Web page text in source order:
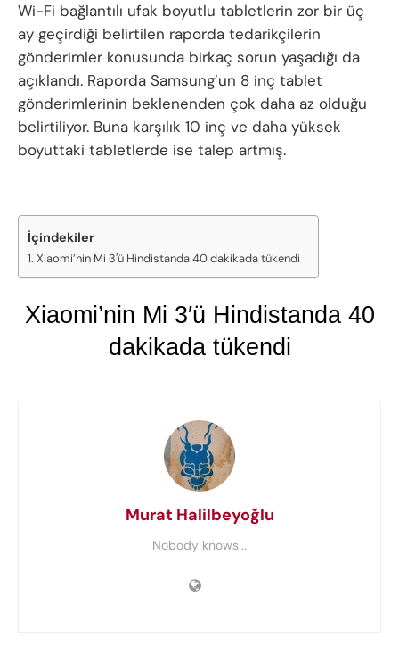
Wi-Fi bağlantılı ufak boyutlu tabletlerin zor bir üç
ay geçirdiği belirtilen raporda tedarikçilerin
gönderimler konusunda birkaç sorun yaşadığı da
açıklandı. Raporda Samsung’un 8 inç tablet
gönderimlerinin beklenenden çok daha az olduğu
belirtiliyor. Buna karşılık 10 inç ve daha yüksek
boyuttaki tabletlerde ise talep artmış.
İçindekiler
Xiaomi’nin Mi 3′ü Hindistanda 40 dakikada tükendi
Xiaomi’nin Mi 3′ü Hindistanda 40
dakikada tükendi
Murat Halilbeyoğlu
Nobody knows...